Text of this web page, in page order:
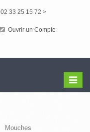
02 33 25 15 72 >
Ouvrir un Compte
Menu
Mouches